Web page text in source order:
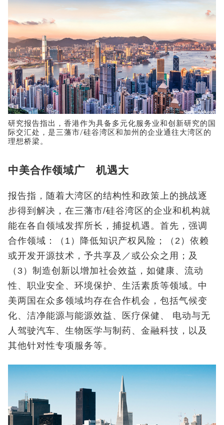
研究报告指出，香港作为具备多元化服务业和创新研究的国
际交汇处，是三藩市/硅谷湾区和加州的企业通往大湾区的
理想桥梁。
中美合作领域广 机遇大
报告指，随着大湾区的结构性和政策上的挑战逐
步得到解决，在三藩市/硅谷湾区的企业和机构就
能在各自领域发挥所长，捕捉机遇。首先，强调
合作领域：（1）降低知识产权风险；（2）依赖
或开发开源技术，予共享及／或公众之用；及
（3）制造创新以增加社会效益，如健康、流动
性、职业安全、环境保护、生活素质等领域。中
美两国在众多领域均存在合作机会，包括气候变
化、洁净能源与能源效益、医疗保健、 电动与无
人驾驶汽车、生物医学与制药、金融科技，以及
其他针对性专项服务等。